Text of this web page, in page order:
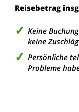
Reisebetrag
Keine
keine
Persönliche
Probleme